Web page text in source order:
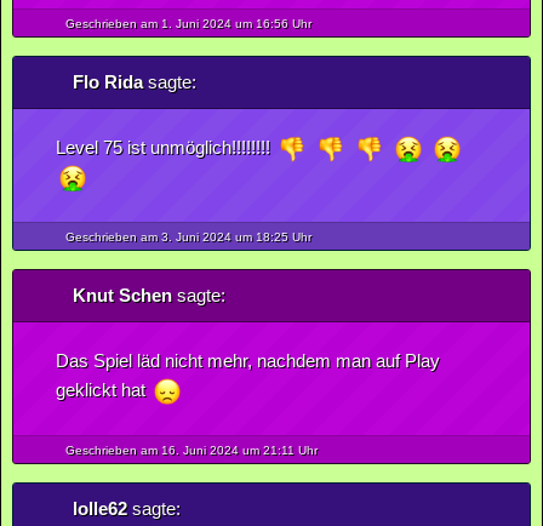
Geschrieben am 1. Juni2024um 16:56 Uhr
Flo Ridasagte:
Level 75 ist unmöglich!!!!!!!!
Geschrieben am 3. Juni2024um 18:25 Uhr
Knut Schensagte:
Das Spiel läd nicht mehr, nachdem man auf Play
geklickt hat
Geschrieben am 16. Juni2024um 21:11 Uhr
lolle62sagte: